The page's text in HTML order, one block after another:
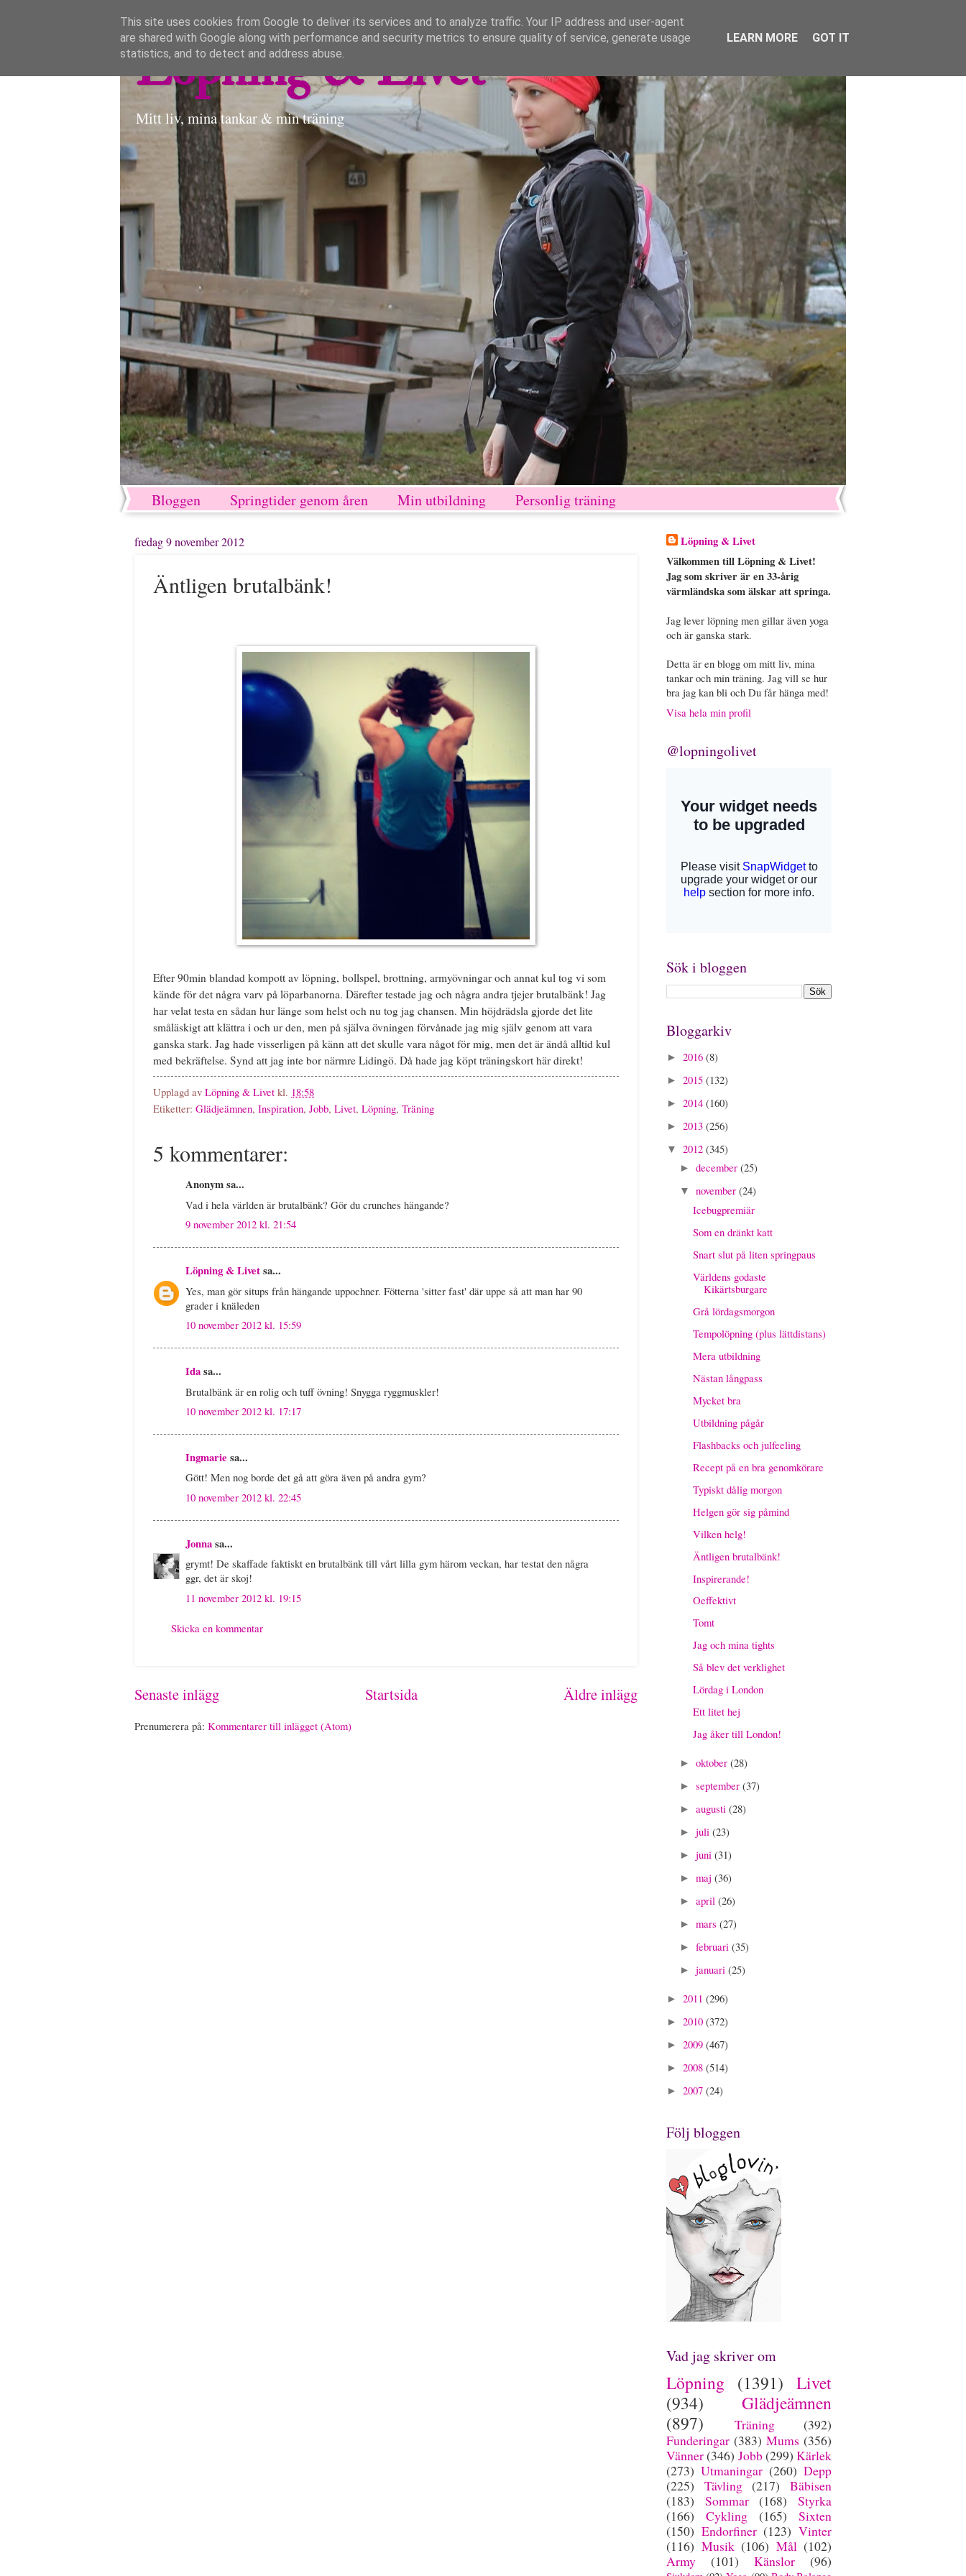
Löpning & Livet
Mitt liv, mina tankar & min träning
Bloggen Springtider genom åren Min utbildning Personlig träning
fredag 9 november 2012
Äntligen brutalbänk!
Efter 90min blandad kompott av löpning, bollspel, brottning, armyövningar och annat kul tog vi som
kände för det några varv på löparbanorna. Därefter testade jag och några andra tjejer brutalbänk! Jag
har velat testa en sådan hur länge som helst och nu tog jag chansen. Min höjdrädsla gjorde det lite
småläskigt att klättra i och ur den, men på själva övningen förvånade jag mig själv genom att vara
ganska stark. Jag hade visserligen på känn att det skulle vara något för mig, men det är ändå alltid kul
med bekräftelse. Synd att jag inte bor närmre Lidingö. Då hade jag köpt träningskort här direkt!
Upplagd av Löpning & Livet kl. 18:58
Etiketter: Glädjeämnen, Inspiration, Jobb, Livet, Löpning, Träning
5 kommentarer:
Anonym sa...
Vad i hela världen är brutalbänk? Gör du crunches hängande?
9 november 2012 kl. 21:54
Löpning & Livetsa...
Yes, man gör situps från hängande uppochner. Fötterna 'sitter fast' där uppe så att man har 90
grader i knäleden
10 november 2012 kl. 15:59
Idasa...
Brutalbänk är en rolig och tuff övning! Snygga ryggmuskler!
10 november 2012 kl. 17:17
Ingmarie sa...
Gött! Men nog borde det gå att göra även på andra gym?
10 november 2012 kl. 22:45
Jonnasa...
grymt! De skaffade faktiskt en brutalbänk till vårt lilla gym härom veckan, har testat den några
ggr, det är skoj!
11 november 2012 kl. 19:15
Skicka en kommentar
Senaste inlägg Äldre inlägg
Startsida
Prenumerera på: Kommentarer till inlägget (Atom)
Löpning & Livet
Välkommen till Löpning & Livet!
Jag som skriver är en 33-årig
värmländska som älskar att springa.
Jag lever löpning men gillar även yoga
och är ganska stark.
Detta är en blogg om mitt liv, mina
tankar och min träning. Jag vill se hur
bra jag kan bli och Du får hänga med!
Visa hela min profil
@lopningolivet
Sök i bloggen
Bloggarkiv
► 2016 (8)
► 2015 (132)
► 2014 (160)
► 2013 (256)
▼ 2012 (345)
► december (25)
▼ november (24)
Icebugpremiär
Som en dränkt katt
Snart slut på liten springpaus
Världens godaste
Kikärtsburgare
Grå lördagsmorgon
Tempolöpning (plus lättdistans)
Mera utbildning
Nästan långpass
Mycket bra
Utbildning pågår
Flashbacks och julfeeling
Recept på en bra genomkörare
Typiskt dålig morgon
Helgen gör sig påmind
Vilken helg!
Äntligen brutalbänk!
Inspirerande!
Oeffektivt
Tomt
Jag och mina tights
Så blev det verklighet
Lördag i London
Ett litet hej
Jag åker till London!
► oktober (28)
► september (37)
► augusti (28)
► juli (23)
► juni (31)
► maj (36)
► april (26)
► mars (27)
► februari (35)
► januari (25)
► 2011 (296)
► 2010 (372)
► 2009 (467)
► 2008 (514)
► 2007 (24)
Följ bloggen
Vad jag skriver om
Löpning (1391) Livet
(934)
Glädjeämnen
(897)
Träning
(392)
Funderingar (383) Mums (356)
Vänner(346) Jobb(299) Kärlek
(273) Utmaningar (260) Depp
(225)
Tävling (217)
Bäbisen
(183)
Sommar (168)
Styrka
(166)
Cykling (165)
Sixten
(150) Endorfiner (123) Vinter
(116) Musik (106) Mål (102)
Army
(101) Känslor (96)
This site uses cookies from Google to deliver its services and to analyze traffic. Your IP address and user-agent
are shared with Google along with performance and security metrics to ensure quality of service, generate usage
statistics, and to detect and address abuse.
LEARN MORE GOT IT